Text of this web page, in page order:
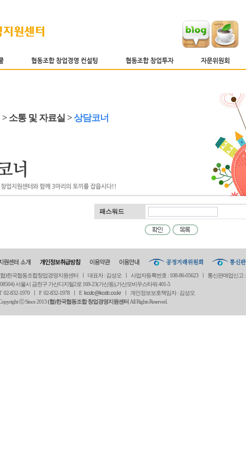
소통 및 자료실 >상담코너
패스워드
)한국협동조합창업경영지원센터 ㅣ 대표자 : 김성오 ㅣ 사업자등록번호 : 108-86-05623 ㅣ 통신판매업신고 :
서울시 금천구 가산디지털2로 169-23(가산동),가산모비우스타워 401-5
02-832-1970 ㅣ F 02-832-1978 ㅣ E kcdc@kcdc.co.krㅣ 개인정보보호책임자 : 김성오
ⓒ Since 2013(협)한국협동조합 창업경영지원센터 All Rights Reserved.